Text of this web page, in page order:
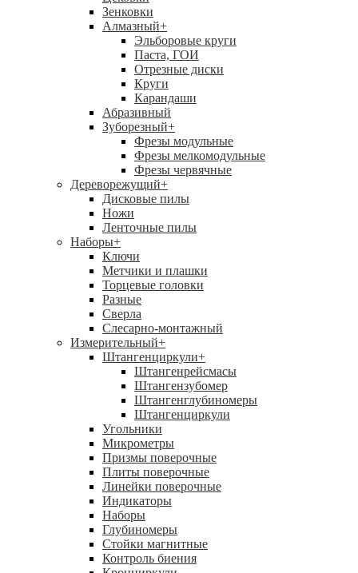
Зенковки
Алмазный+
Эльборовые круги
Паста, ГОИ
Отрезные диски
Круги
Карандаши
Абразивный
Зуборезный+
Фрезы модульные
Фрезы мелкомодульные
Фрезы червячные
Дереворежущий+
Дисковые пилы
Ножи
Ленточные пилы
Наборы+
Ключи
Метчики и плашки
Торцевые головки
Разные
Сверла
Слесарно-монтажный
Измерительный+
Штангенциркули+
Штангенрейсмасы
Штангензубомер
Штангенглубиномеры
Штангенциркули
Угольники
Микрометры
Призмы поверочные
Плиты поверочные
Линейки поверочные
Индикаторы
Наборы
Глубиномеры
Стойки магнитные
Контроль биения